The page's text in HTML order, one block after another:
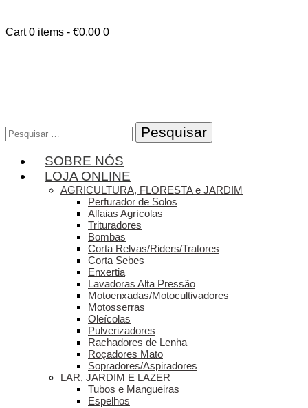
Cart 0 items - €0.00 0
Pesquisar
por:
SOBRE NÓS
LOJA ONLINE
AGRICULTURA, FLORESTA e JARDIM
Perfurador de Solos
Alfaias Agrícolas
Trituradores
Bombas
Corta Relvas/Riders/Tratores
Corta Sebes
Enxertia
Lavadoras Alta Pressão
Motoenxadas/Motocultivadores
Motosserras
Oleícolas
Pulverizadores
Rachadores de Lenha
Roçadores Mato
Sopradores/Aspiradores
LAR, JARDIM E LAZER
Tubos e Mangueiras
Espelhos